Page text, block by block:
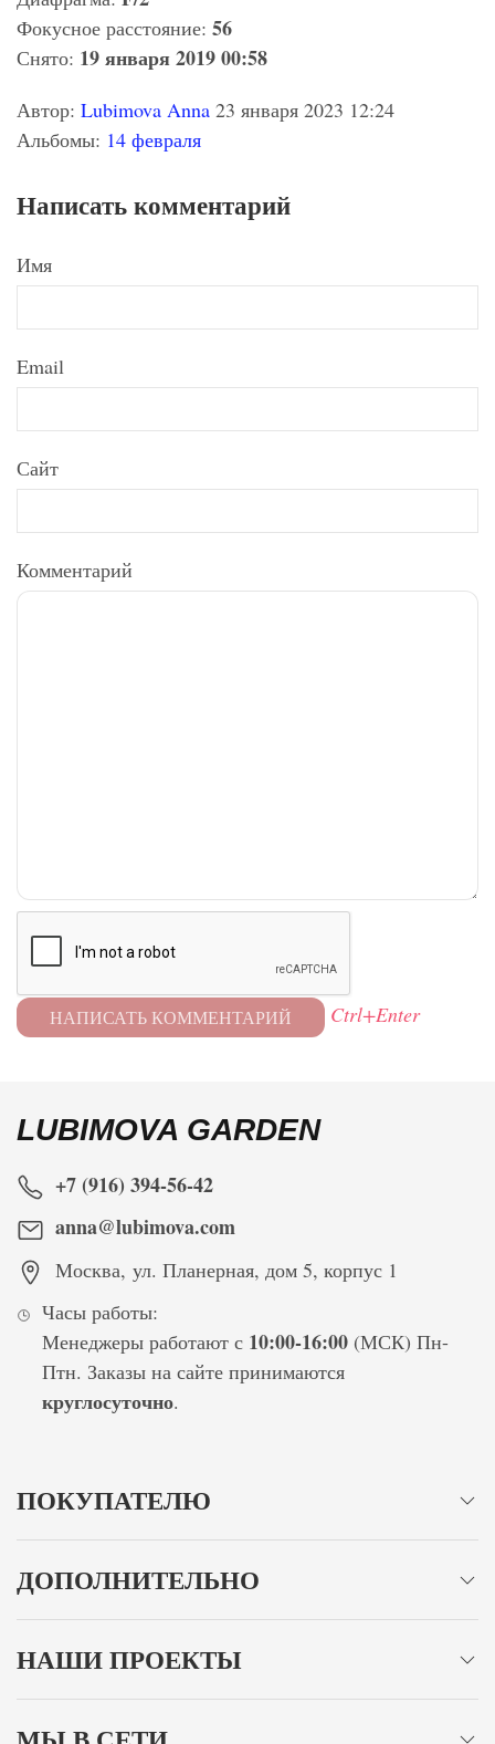
Фокусное расстояние: 56
Снято: 19 января 2019 00:58
Автор: Lubimova Anna 23 января 2023 12:24
Альбомы: 14 февраля
Написать комментарий
Имя
Email
Сайт
Комментарий
Ctrl+Enter
LUBIMOVA GARDEN
+7 (916) 394-56-42
anna@lubimova.com
Москва, ул. Планерная, дом 5, корпус 1
Часы работы:
Менеджеры работают с 10:00-16:00(МСК) Пн-
Птн. Заказы на сайте принимаются
круглосуточно.
ПОКУПАТЕЛЮ
ДОПОЛНИТЕЛЬНО
НАШИ ПРОЕКТЫ